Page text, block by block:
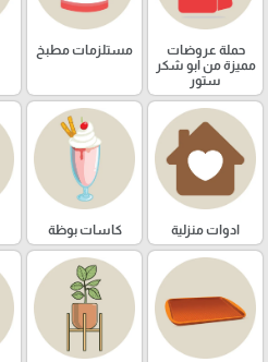
حملة عروضات
مميزة من ابو شكر
ستور
مستلزمات مطبخ
ادوات منزلية كاسات بوظة